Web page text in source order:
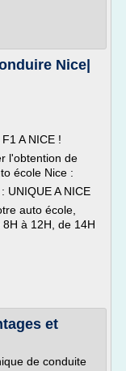
Nice|
A NICE !
l'obtention de
école Nice :
UNIQUE A NICE
auto école,
à 12H, de 14H
et
de conduite